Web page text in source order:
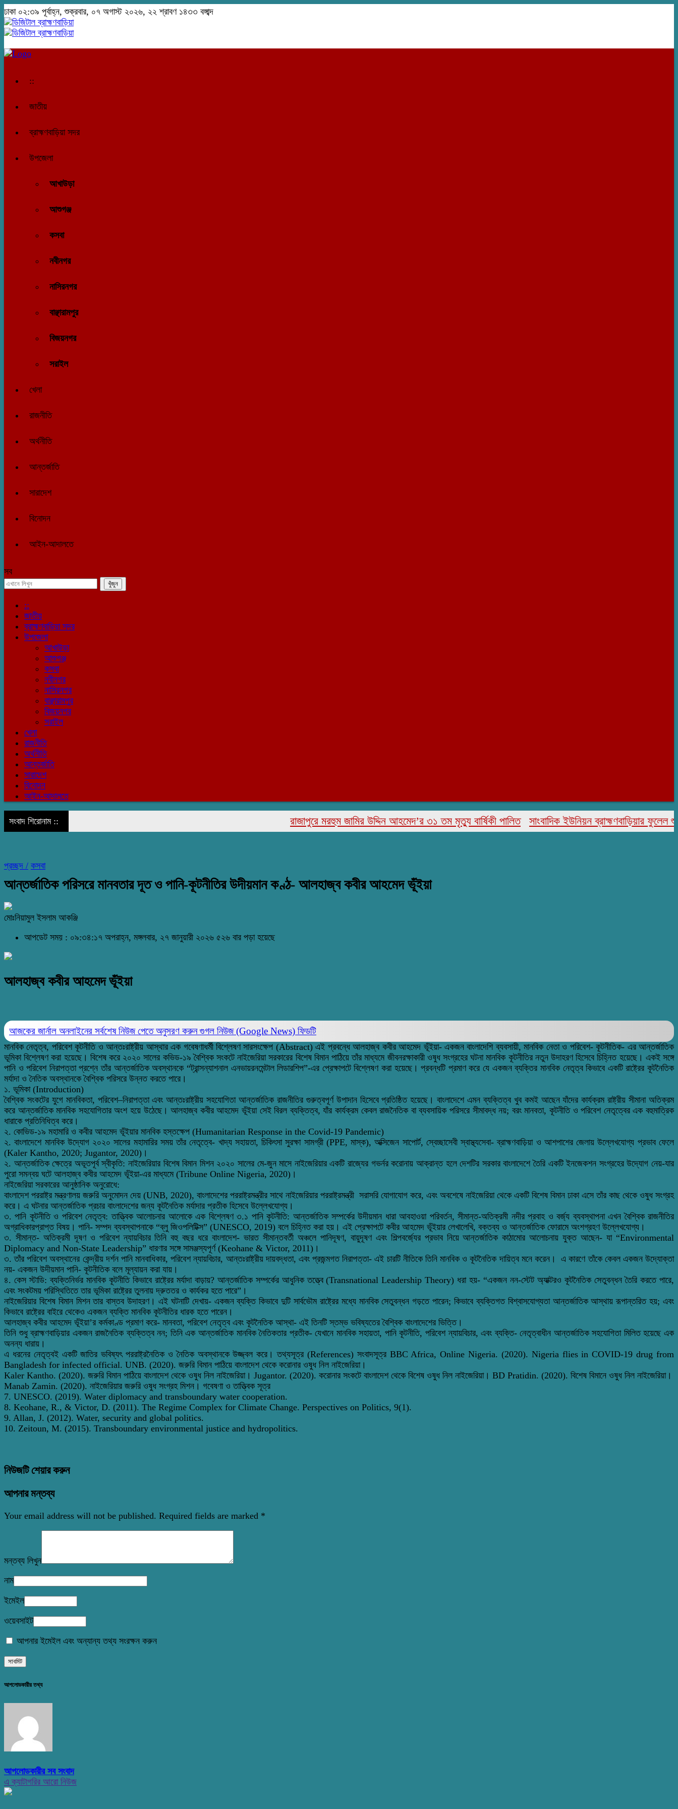
ঢাকা ০২:৩৯ পূর্বাহ্ন, শুক্রবার, ০৭ অগাস্ট ২০২৬, ২২ শ্রাবণ ১৪৩৩ বঙ্গাব্দ
::
জাতীয়
ব্রাহ্মণবাড়িয়া সদর
উপজেলা
আখাউড়া
আশুগঞ্জ
কসবা
নবীনগর
নাসিরনগর
বাঞ্ছারামপুর
বিজয়নগর
সরাইল
খেলা
রাজনীতি
অর্থনীতি
আন্তর্জাতি
সারাদেশ
বিনোদন
আইন-আদালতে
সব
::
জাতীয়
ব্রাহ্মণবাড়িয়া সদর
উপজেলা
আখাউড়া
আশুগঞ্জ
কসবা
নবীনগর
নাসিরনগর
বাঞ্ছারামপুর
বিজয়নগর
সরাইল
খেলা
রাজনীতি
অর্থনীতি
আন্তর্জাতি
সারাদেশ
বিনোদন
আইন-আদালতে
সংবাদ শিরোনাম :: রাজাপুরে মরহুম জামির উদ্দিন আহমেদ’র ৩১ তম মৃত্যু বার্ষিকী পালিত সাংবাদিক ইউনিয়ন ব্রাহ্মণবাড়িয়ার ফুলেল
প্রচ্ছদ / কসবা
আন্তর্জাতিক পরিসরে মানবতার দূত ও পানি-কূটনীতির উদীয়মান কণ্ঠ- আলহাজ্ব কবীর আহমেদ ভূঁইয়া
মোঃনিয়ামুল ইসলাম আকঞ্জি
আপডেট সময় : ০৯:৩৪:১৭ অপরাহ্ন, মঙ্গলবার, ২৭ জানুয়ারী ২০২৬ ৫২৬ বার পড়া হয়েছে
আলহাজ্ব কবীর আহমেদ ভূঁইয়া
আজকের জার্নাল অনলাইনের সর্বশেষ নিউজ পেতে অনুসরণ করুনগুগল নিউজ (Google News) ফিডটি
মানবিক নেতৃত্ব, পরিবেশ কূটনীতি ও আন্তঃরাষ্ট্রীয় আস্থার এক গবেষণাধর্মী বিশ্লেষণ সারসংক্ষেপ (Abstract) এই প্রবন্ধে আলহাজ্ব কবীর আহমেদ ভূঁইয়া- একজন বাংলাদেশি ব্যবসায়ী, মানবিক নেতা ও পরিবেশ- কূটনীতিক- এর আন্তর্জাতিক
ভূমিকা বিশ্লেষণ করা হয়েছে। বিশেষ করে ২০২০ সালের কভিড-১৯ বৈশ্বিক সংকটে নাইজেরিয়া সরকারের বিশেষ বিমান পাঠিয়ে তাঁর মাধ্যমে জীবনরক্ষাকারী ওষুধ সংগ্রহের ঘটনা মানবিক কূটনীতির নতুন উদাহরণ হিসেবে চিহ্নিত হয়েছে। একই সঙ্গে
পানি ও পরিবেশ নিরাপত্তা প্রশ্নে তাঁর আন্তর্জাতিক অবস্থানকে “ট্রান্সন্যাশনাল এনভায়রনমেন্টাল লিডারশিপ”-এর প্রেক্ষাপটে বিশ্লেষণ করা হয়েছে। প্রবন্ধটি প্রমাণ করে যে একজন ব্যক্তির মানবিক নেতৃত্ব কিভাবে একটি রাষ্ট্রের কূটনৈতিক
মর্যাদা ও নৈতিক অবস্থানকে বৈশ্বিক পরিসরে উন্নত করতে পারে।
১. ভূমিকা (Introduction)
বৈশ্বিক সংকটের যুগে মানবিকতা, পরিবেশ–নিরাপত্তা এবং আন্তঃরাষ্ট্রীয় সহযোগিতা আন্তর্জাতিক রাজনীতির গুরুত্বপূর্ণ উপাদান হিসেবে প্রতিষ্ঠিত হয়েছে। বাংলাদেশে এমন ব্যক্তিত্ব খুব কমই আছেন যাঁদের কার্যক্রম রাষ্ট্রীয় সীমানা অতিক্রম
করে আন্তর্জাতিক মানবিক সহযোগিতার অংশ হয়ে উঠেছে। আলহাজ্ব কবীর আহমেদ ভূঁইয়া সেই বিরল ব্যক্তিত্ব, যাঁর কার্যক্রম কেবল রাজনৈতিক বা ব্যবসায়িক পরিসরে সীমাবদ্ধ নয়; বরং মানবতা, কূটনীতি ও পরিবেশ নেতৃত্বের এক বহুমাত্রিক
ধারাকে প্রতিনিধিত্ব করে।
২. কোভিড-১৯ মহামারি ও কবীর আহমেদ ভূঁইয়ার মানবিক হস্তক্ষেপ (Humanitarian Response in the Covid-19 Pandemic)
২. বাংলাদেশে মানবিক উদ্যোগ ২০২০ সালের মহামারির সময় তাঁর নেতৃত্বে- খাদ্য সহায়তা, চিকিৎসা সুরক্ষা সামগ্রী (PPE, মাস্ক), অক্সিজেন সাপোর্ট, স্বেচ্ছাসেবী স্বাস্থ্যসেবা- ব্রাহ্মণবাড়িয়া ও আশপাশের জেলায় উল্লেখযোগ্য প্রভাব ফেলে
(Kaler Kantho, 2020; Jugantor, 2020)।
২. আন্তর্জাতিক ক্ষেত্রে অভূতপূর্ব স্বীকৃতি: নাইজেরিয়ার বিশেষ বিমান মিশন ২০২০ সালের মে-জুন মাসে নাইজেরিয়ার একটি রাজ্যের গভর্নর করোনায় আক্রান্ত হলে দেশটির সরকার বাংলাদেশে তৈরি একটি ইনজেকশন সংগ্রহের উদ্যোগ নেয়-যার
পুরো সমন্বয় ঘটে আলহাজ্ব কবীর আহমেদ ভূঁইয়া-এর মাধ্যমে (Tribune Online Nigeria, 2020)।
নাইজেরিয়া সরকারের আনুষ্ঠানিক অনুরোধে:
বাংলাদেশ পররাষ্ট্র মন্ত্রণালয় জরুরি অনুমোদন দেয় (UNB, 2020), বাংলাদেশের পররাষ্ট্রমন্ত্রীর সাথে নাইজেরিয়ার পররাষ্ট্রমন্ত্রী সরাসরি যোগাযোগ করে, এবং অবশেষে নাইজেরিয়া থেকে একটি বিশেষ বিমান ঢাকা এসে তাঁর কাছ থেকে ওষুধ সংগ্রহ
করে। এ ঘটনার আন্তর্জাতিক প্রচার বাংলাদেশের জন্য কূটনৈতিক মর্যাদার প্রতীক হিসেবে উল্লেখযোগ্য।
৩. পানি কূটনীতি ও পরিবেশ নেতৃত্ব: তাত্ত্বিক আলোচনার আলোকে এক বিশ্লেষণ ৩.১ পানি কূটনীতি: আন্তর্জাতিক সম্পর্কের উদীয়মান ধারা আবহাওয়া পরিবর্তন, সীমান্ত-অতিক্রমী নদীর প্রবাহ ও বর্জ্য ব্যবস্থাপনা এখন বৈশ্বিক রাজনীতির
অগ্রাধিকারপ্রাপ্ত বিষয়। পানি- সম্পদ ব্যবস্থাপনাকে “ব্লু জিওপলিটিক্স” (UNESCO, 2019) বলে চিহ্নিত করা হয়। এই প্রেক্ষাপটে কবীর আহমেদ ভূঁইয়ার লেখালেখি, বক্তব্য ও আন্তর্জাতিক ফোরামে অংশগ্রহণ উল্লেখযোগ্য।
৩. সীমান্ত- অতিক্রমী দূষণ ও পরিবেশ ন্যায়বিচার তিনি বহু বছর ধরে বাংলাদেশ- ভারত সীমান্তবর্তী অঞ্চলে পানিদূষণ, বায়ুদূষণ এবং শিল্পবর্জ্যের প্রভাব নিয়ে আন্তর্জাতিক কাঠামোর আলোচনায় যুক্ত আছেন- যা “Environmental
Diplomacy and Non-State Leadership” ধারণার সঙ্গে সামঞ্জস্যপূর্ণ (Keohane & Victor, 2011)।
৩. তাঁর পরিবেশ অবস্থানের কেন্দ্রীয় দর্শন পানি মানবাধিকার, পরিবেশ ন্যায়বিচার, আন্তঃরাষ্ট্রীয় দায়বদ্ধতা, এবং প্রজন্মগত নিরাপত্তা- এই চারটি নীতিকে তিনি মানবিক ও কূটনৈতিক দায়িত্ব মনে করেন। এ কারণে তাঁকে কেবল একজন উদ্যোক্তা
নয়- একজন উদীয়মান পানি- কূটনীতিক বলে মূল্যায়ন করা যায়।
৪. কেস স্টাডি: ব্যক্তিনির্ভর মানবিক কূটনীতি কিভাবে রাষ্ট্রের মর্যাদা বাড়ায়? আন্তর্জাতিক সম্পর্কের আধুনিক তত্ত্বে (Transnational Leadership Theory) ধরা হয়- “একজন নন-স্টেট অ্যাক্টরও কূটনৈতিক সেতুবন্ধন তৈরি করতে পারে,
এবং সংকটময় পরিস্থিতিতে তার ভূমিকা রাষ্ট্রের তুলনায় দ্রুততর ও কার্যকর হতে পারে”।
নাইজেরিয়ার বিশেষ বিমান মিশন তার বাস্তব উদাহরণ। এই ঘটনাটি দেখায়- একজন ব্যক্তি কিভাবে দুটি সার্বভৌম রাষ্ট্রের মধ্যে মানবিক সেতুবন্ধন গড়তে পারেন; কিভাবে ব্যক্তিগত বিশ্বাসযোগ্যতা আন্তর্জাতিক আস্থায় রূপান্তরিত হয়; এবং
কিভাবে রাষ্ট্রের বাইরে থেকেও একজন ব্যক্তি মানবিক কূটনীতির ধারক হতে পারেন।
আলহাজ্ব কবীর আহমেদ ভূঁইয়া’র কর্মকাণ্ড প্রমাণ করে- মানবতা, পরিবেশ নেতৃত্ব এবং কূটনৈতিক আস্থা- এই তিনটি স্তম্ভ ভবিষ্যতের বৈশ্বিক বাংলাদেশের ভিত্তি।
তিনি শুধু ব্রাহ্মণবাড়িয়ার একজন রাজনৈতিক ব্যক্তিত্ব নন; তিনি এক আন্তর্জাতিক মানবিক নৈতিকতার প্রতীক- যেখানে মানবিক সহায়তা, পানি কূটনীতি, পরিবেশ ন্যায়বিচার, এবং ব্যক্তি- নেতৃত্বাধীন আন্তর্জাতিক সহযোগিতা মিলিত হয়েছে এক
অনন্য ধারায়।
এ ধরনের নেতৃত্বই একটি জাতির ভবিষ্যৎ পররাষ্ট্রনৈতিক ও নৈতিক অবস্থানকে উজ্জ্বল করে। তথ্যসূত্র (References) সংবাদসূত্র BBC Africa, Online Nigeria. (2020). Nigeria flies in COVID-19 drug from
Bangladesh for infected official. UNB. (2020). জরুরি বিমান পাঠিয়ে বাংলাদেশ থেকে করোনার ওষুধ নিল নাইজেরিয়া।
Kaler Kantho. (2020). জরুরি বিমান পাঠিয়ে বাংলাদেশ থেকে ওষুধ নিল নাইজেরিয়া। Jugantor. (2020). করোনার সংকটে বাংলাদেশ থেকে বিশেষ ওষুধ নিল নাইজেরিয়া। BD Pratidin. (2020). বিশেষ বিমানে ওষুধ নিল নাইজেরিয়া।
Manab Zamin. (2020). নাইজেরিয়ার জরুরি ওষুধ সংগ্রহ মিশন। গবেষণা ও তাত্ত্বিক সূত্র
7. UNESCO. (2019). Water diplomacy and transboundary water cooperation.
8. Keohane, R., & Victor, D. (2011). The Regime Complex for Climate Change. Perspectives on Politics, 9(1).
9. Allan, J. (2012). Water, security and global politics.
10. Zeitoun, M. (2015). Transboundary environmental justice and hydropolitics.
নিউজটি শেয়ার করুন
আপনার মন্তব্য
Your email address will not be published. Required fields are marked *
মন্তব্য লিখুন
নাম
ইমেইল
ওয়েবসাইট
আপনার ইমেইল এবং অন্যান্য তথ্য সংরক্ষন করুন
আপলোডকারীর তথ্য
আপলোডকারীর সব সংবাদ
এ ক্যাটাগরির আরো নিউজ